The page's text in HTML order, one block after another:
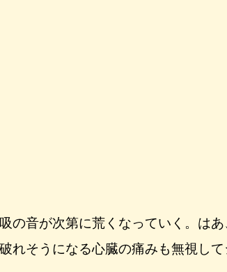
の音が次第に荒くなっていく。はあ
れそうになる心臓の痛みも無視し